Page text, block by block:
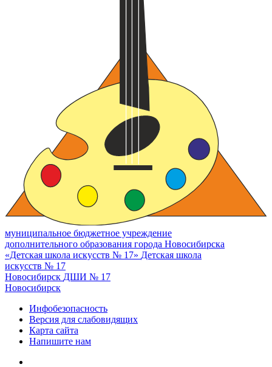
муниципальное бюджетное учреждение
дополнительного образования города Новосибирска
«Детская школа искусств № 17» Детская школа
искусств № 17
Новосибирск ДШИ № 17
Новосибирск
Инфобезопасность
Версия для слабовидящих
Карта сайта
Напишите нам